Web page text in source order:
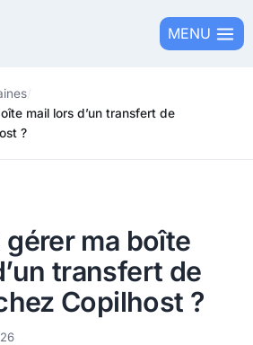
MENU
/
mail lors d’un transfert de
?
ma boîte
transfert de
Copilhost ?